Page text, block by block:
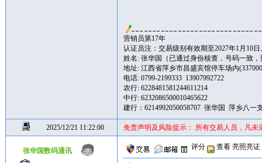
营销员第17年
认证员注：交易级别有效期至2027年1月10日
姓名: 张华国（已通过身份核查，号码一致
地址: 江西省萍乡市昌盛宾馆停车场内
电话: 0799-2199333 13907992722
农行: 6228481581244611214
中行: 6232086500010465622
建行：6214992050058707 张华国 萍乡八一
2025/12/21 11:22:00 免责声明及风险提示： 所有交易人员，凡
张华国数码通讯 评分 查看 亮照亮证